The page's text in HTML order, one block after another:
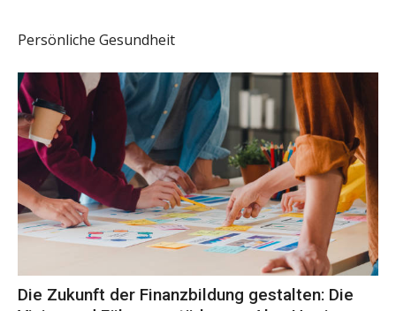
Persönliche Gesundheit
Die Zukunft der Finanzbildung gestalten: Die